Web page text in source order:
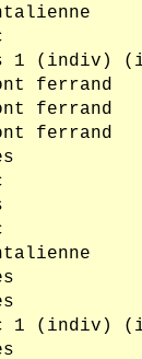
1 (indiv)
ferrand
ferrand
ferrand
1 (indiv)